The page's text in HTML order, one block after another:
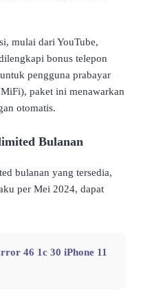
mulai dari YouTube,
bonus telepon
pengguna prabayar
paket ini menawarkan
otomatis.
Bulanan
bulanan yang tersedia,
per Mei 2024, dapat
46 1c 30 iPhone 11